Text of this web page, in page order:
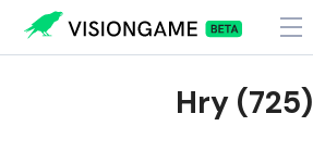
Hry (725)